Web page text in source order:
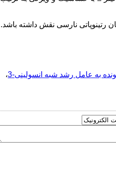
به عامل رشد شبه انسولینی-3 ،